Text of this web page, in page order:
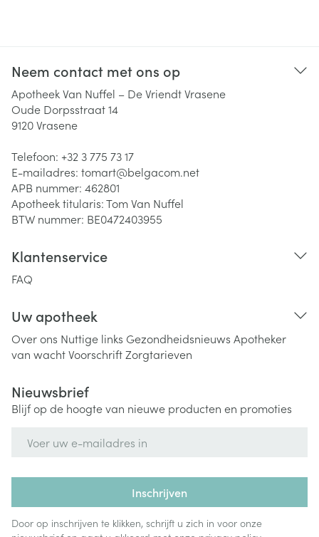
Neem contact met ons op
Apotheek Van Nuffel – De Vriendt Vrasene
Oude Dorpsstraat 14
9120Vrasene
Telefoon: +32 3 775 73 17
E-mailadres: tomart@belgacom.net
APB nummer: 462801
Apotheek titularis:Tom Van Nuffel
BTW nummer: BE0472403955
Klantenservice
FAQ
Uw apotheek
Over ons Nuttige links Gezondheidsnieuws Apotheker
van wachtVoorschriftZorgtarieven
Nieuwsbrief
Blijf op de hoogte van nieuwe producten en promoties
Inschrijven
Door op inschrijven te klikken, schrijft u zich in voor onze